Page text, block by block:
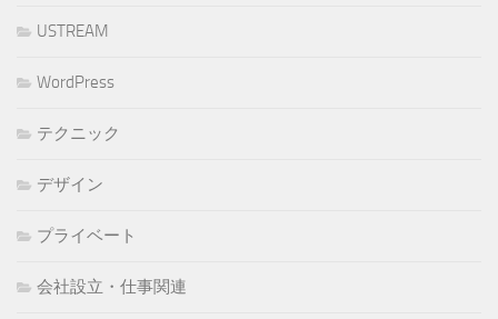
USTREAM
WordPress
テクニック
デザイン
プライベート
会社設立・仕事関連